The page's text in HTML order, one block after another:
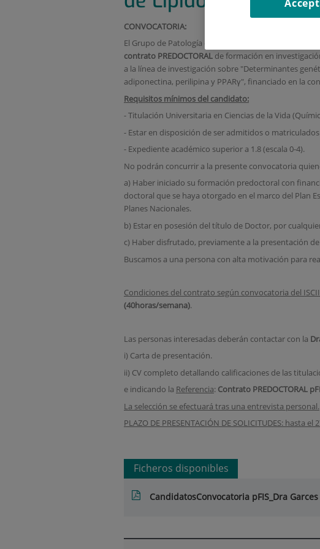
CONVOCATORIA:
El Grupo de Patología de Lípidos: Clínica y
contrato PREDOCTORAL de formación en
a la línea de investigación sobre "Determinantes
adiponectina, perilipina y PPARγ", financiado en la
Requisitos mínimos del candidato:
- Titulación Universitaria en Ciencias de la Vida
- Estar en disposición de ser admitidos o
- Expediente académico superior a 1.8 (escala 0-4).
No podrán concurrir a la presente convocatoria
a) Haber iniciado su formación predoctoral con
doctoral que se haya otorgado en el marco del Plan
Planes Nacionales.
b) Estar en posesión del título de Doctor, por
c) Haber disfrutado, previamente a la presentación
Buscamos a una persona con alta motivación para
Condiciones del contrato según convocatoria del
(40horas/semana).
Las personas interesadas deberán contactar con la
i) Carta de presentación.
ii) CV completo detallando calificaciones de las
e indicando la Referencia: Contrato PREDOCTORAL
La selección se efectuará tras una entrevista personal.
PLAZO DE PRESENTACIÓN DE SOLICITUDES: hasta
Ficheros disponibles
CandidatosConvocatoria pFIS_Dra Garces
Accept